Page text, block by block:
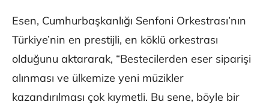
Esen, Cumhurbaşkanlığı Senfoni Orkestrası’nın
Türkiye’nin en prestijli, en köklü orkestrası
olduğunu aktararak, “Bestecilerden eser siparişi
alınması ve ülkemize yeni müzikler
kazandırılması çok kıymetli. Bu sene, böyle bir